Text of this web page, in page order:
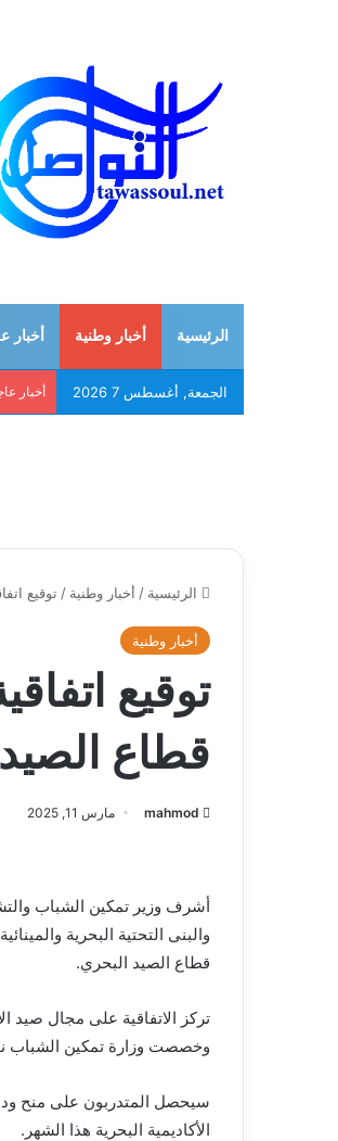
الرئيسية أخبار وطنية أخبار
الجمعة, أغسطس 7 2026 أخبار
الرئيسية / أخبار وطنية / توقيع اتفاقية لدمج
أخبار وطنية
قطاع
mahmod مارس 11, 2025
أشرف وزير تمكين الشباب
قطاع الصيد البحري.
تركز الاتفاقية على مجال صيد
وخصصت وزارة تمكين الشباب نحو 400 مليون أوقية قديمة كميزانية
سيحصل المتدربون على منح
الأكاديمية البحرية هذا الشهر.